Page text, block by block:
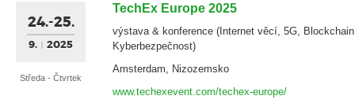
24.-25.
9. 2025
Středa - Čtvrtek
TechEx Europe 2025
výstava & konference (Internet věcí, 5G,
Kyberbezpečnost)
Amsterdam, Nizozemsko
www.techexevent.com/techex-europe/